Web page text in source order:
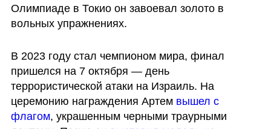
Олимпиаде в Токио он завоевал золото в
вольных упражнениях.
В 2023 году стал чемпионом мира, финал
пришелся на 7 октября — день
террористической атаки на Израиль. На
церемонию награждения Артем вышел с
флагом, украшенным черными траурными